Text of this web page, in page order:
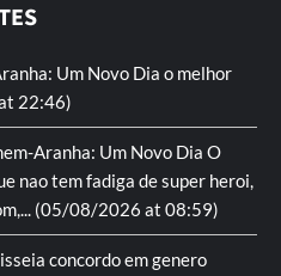
Um Novo Dia o melhor
22:46)
Aranha: Um Novo Dia O
nao tem fadiga de super heroi,
(05/08/2026 at 08:59)
concordo em genero